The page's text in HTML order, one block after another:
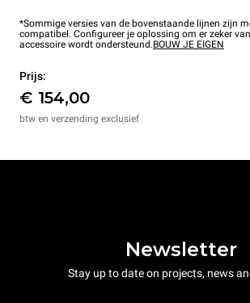
*Sommige versies van de bovenstaande lijnen zijn
compatibel. Configureer je oplossing om er zeker
accessoire wordt ondersteund.BOUW JE EIGEN
Prijs:
€ 154,00
btw en verzending exclusief
Newsletter
Stay up to date on projects, news